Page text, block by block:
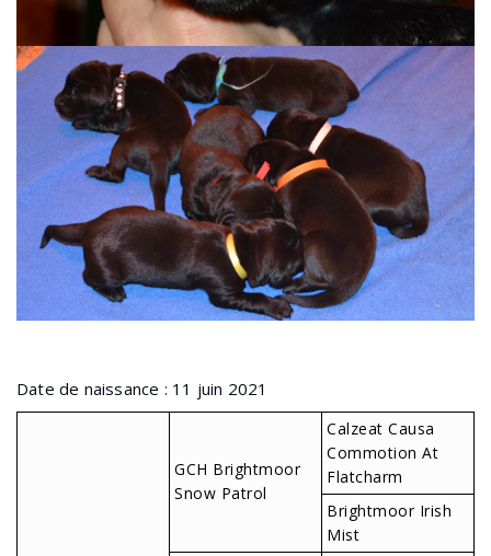
Romantics
Date de naissance : 11 juin 2021
GCH Brightmoor
Snow Patrol
Calzeat Causa
Commotion At
Flatcharm
Brightmoor Irish
Mist